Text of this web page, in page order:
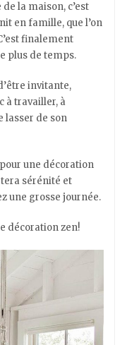
la maison, c’est
en famille, que l’on
finalement
plus de temps.
invitante,
à travailler, à
lasser de son
une décoration
sérénité et
une grosse journée.
décoration zen!